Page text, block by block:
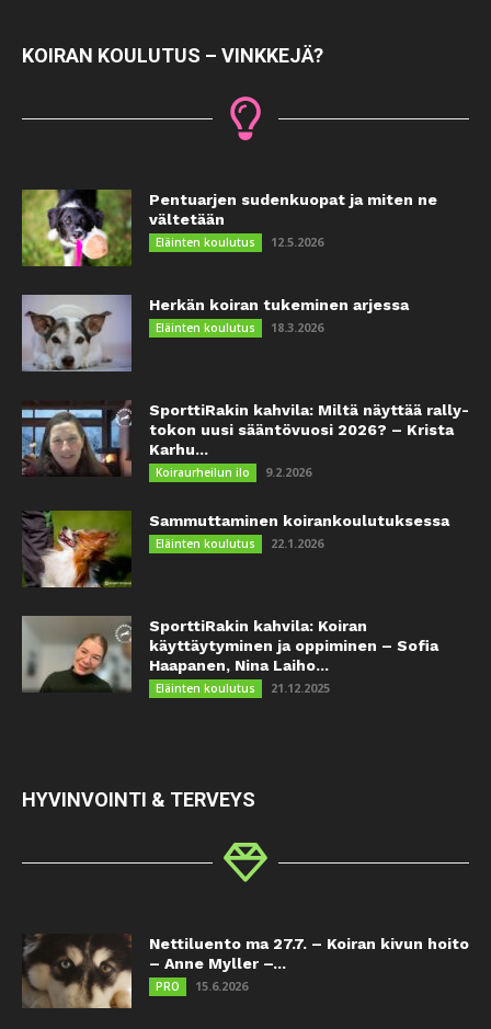
KOIRAN KOULUTUS – VINKKEJÄ?
Pentuarjen sudenkuopat ja miten ne
vältetään
Eläinten koulutus 12.5.2026
Herkän koiran tukeminen arjessa
Eläinten koulutus 18.3.2026
SporttiRakin kahvila: Miltä näyttää rally-
tokon uusi sääntövuosi 2026? – Krista
Karhu...
Koiraurheilun ilo 9.2.2026
Sammuttaminen koirankoulutuksessa
Eläinten koulutus 22.1.2026
SporttiRakin kahvila: Koiran
käyttäytyminen ja oppiminen – Sofia
Haapanen, Nina Laiho...
Eläinten koulutus 21.12.2025
HYVINVOINTI & TERVEYS
Nettiluento ma 27.7. – Koiran kivun hoito
– Anne Myller –...
PRO 15.6.2026